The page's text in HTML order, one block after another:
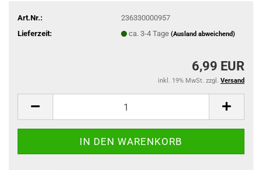
Art.Nr.:
236330000957
Lieferzeit:
ca. 3-4 Tage (Ausland abweichend)
6,99 EUR
inkl. 19% MwSt. zzgl. Versand